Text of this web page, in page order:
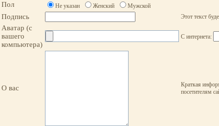
Пол Не указан Женский Мужской
Подпись Этот текст
Аватар (с
вашего
компьютера)
С интернета:
О вас
Краткая
посетителям